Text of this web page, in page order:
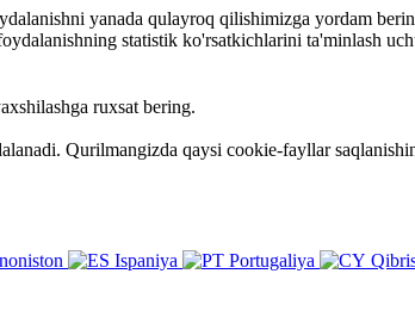
yanada qulayroq qilishimizga yordam
statistik ko'rsatkichlarini ta'minlash
ruxsat bering.
Qurilmangizda qaysi cookie-fayllar
Ispaniya Portugaliya